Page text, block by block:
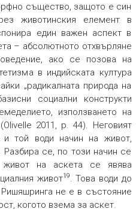
същество, защото е син
животинския елемент в
един важен аспект в
– абсолютното отхвърляне
ако се позова на
в индийската култура
„радикалната природа на
социални конструкти
използването на
2011, p. 44). Неговият
и той води начин на живот,
се, по този начин се
живот на аскета се явява
живот19. Това води до
Ришяшринга не е в състояние
когото взема за аскет.